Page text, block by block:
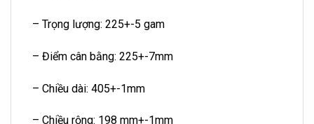
– Trọng lượng: 225+-5 gam
– Điểm cân bằng: 225+-7mm
– Chiều dài: 405+-1mm
– Chiều rộng: 198 mm+-1mm